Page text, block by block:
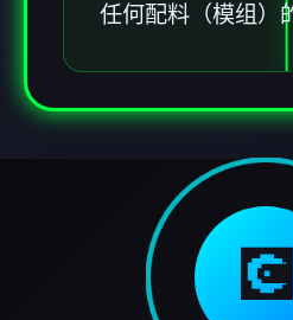
任何配料（模组）
💽